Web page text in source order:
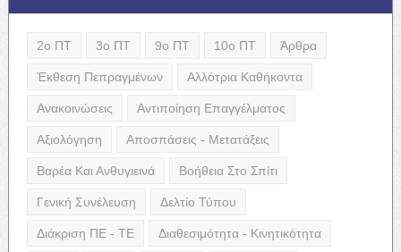
2ο ΠΤ 3ο ΠΤ 9ο ΠΤ 10ο ΠΤ Άρθρα
Έκθεση Πεπραγμένων Αλλότρια Καθήκοντα
Ανακοινώσεις Αντιποίηση Επαγγέλματος
Αξιολόγηση Αποσπάσεις - Μετατάξεις
Βαρέα Και Ανθυγιεινά Βοήθεια Στο Σπίτι
Γενική Συνέλευση Δελτίο Τύπου
Διάκριση ΠΕ - ΤΕ Διαθεσιμότητα - Κινητικότητα